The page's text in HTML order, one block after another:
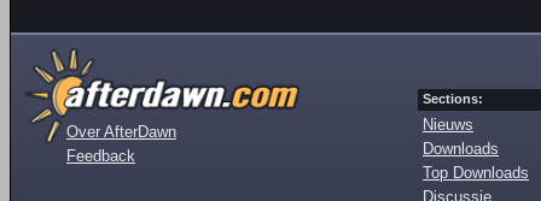
Over AfterDawn
Feedback
Sections:
Nieuws
Downloads
Top Downloads
Discussie